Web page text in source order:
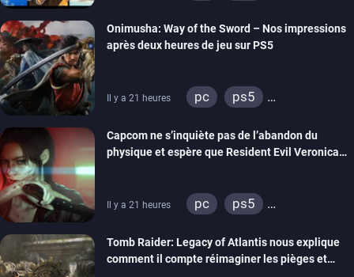
Onimusha: Way of the Sword – Nos impressions
après deux heures de jeu sur PS5
Il y a 21 heures pc
ps5
Capcom ne s’inquiète pas de l’abandon du
physique et espère que Resident Evil Veronica
Il y a 21 heures pc
ps5
Tomb Raider: Legacy of Atlantis nous explique
comment il compte réimaginer les pièges et